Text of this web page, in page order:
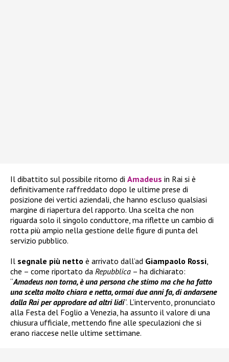
Il dibattito sul possibile ritorno di Amadeus in Rai si è
definitivamente raffreddato dopo le ultime prese di
posizione dei vertici aziendali, che hanno escluso qualsiasi
margine di riapertura del rapporto. Una scelta che non
riguarda solo il singolo conduttore, ma riflette un cambio di
rotta più ampio nella gestione delle figure di punta del
servizio pubblico.
Il segnale più netto è arrivato dall’ad Giampaolo Rossi
che – come riportato da Repubblica – ha dichiarato:
“Amadeus non torna, è una persona che stimo ma che ha fatto
una scelta molto chiara e netta, ormai due anni fa, di andarsene
dalla Rai per approdare ad altri lidi”. L’intervento, pronunciato
alla Festa del Foglio a Venezia, ha assunto il valore di una
chiusura ufficiale, mettendo fine alle speculazioni che si
erano riaccese nelle ultime settimane.